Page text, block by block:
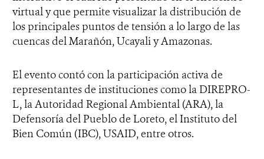
virtual y que permite visualizar la distribución de
los principales puntos de tensión a lo largo de las
cuencas del Marañón, Ucayali y Amazonas.
El evento contó con la participación activa de
representantes de instituciones como la DIREPRO-
L, la Autoridad Regional Ambiental (ARA), la
Defensoría del Pueblo de Loreto, el Instituto del
Bien Común (IBC), USAID, entre otros.